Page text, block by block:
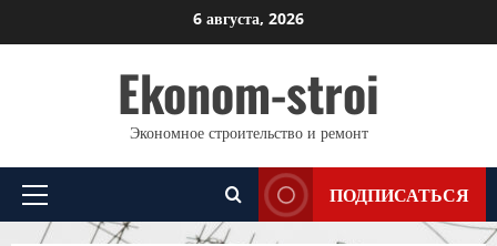
к
6 августа, 2026
Ekonom-stroi
Экономное строительство и ремонт
Основное
меню
ПОДПИСАТЬСЯ